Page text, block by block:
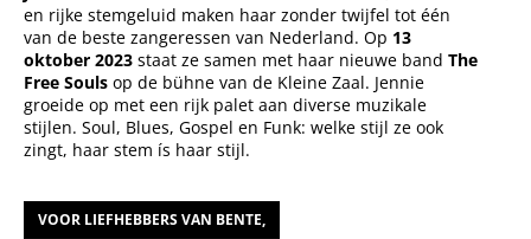
en rijke stemgeluid maken haar zonder twijfel tot één
van de beste zangeressen van Nederland. Op 13
oktober 2023 staat ze samen met haar nieuwe band The
Free Souls op de bühne van de Kleine Zaal. Jennie
groeide op met een rijk palet aan diverse muzikale
stijlen. Soul, Blues, Gospel en Funk: welke stijl ze ook
zingt, haar stem ís haar stijl.
VOOR LIEFHEBBERS VAN BENTE,